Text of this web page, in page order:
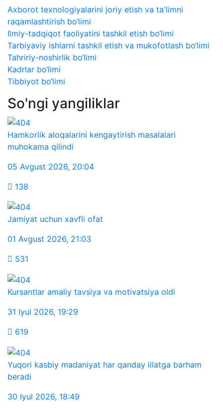
Axborot texnologiyalarini joriy etish va taʼlimni
raqamlashtirish bo‘limi
Ilmiy-tadqiqot faoliyatini tashkil etish bo‘limi
Tarbiyaviy ishlarni tashkil etish va mukofotlash bo‘limi
Tahririy-noshirlik bo‘limi
Kadrlar bo‘limi
Tibbiyot bo‘limi
So'ngi yangiliklar
Hamkorlik aloqalarini kengaytirish masalalari
muhokama qilindi
05 Avgust 2026, 20:04
138
Jamiyat uchun xavfli ofat
01 Avgust 2026, 21:03
531
Kursantlar amaliy tavsiya va motivatsiya oldi
31 Iyul 2026, 19:29
619
Yuqori kasbiy madaniyat har qanday illatga barham
beradi
30 Iyul 2026, 18:49